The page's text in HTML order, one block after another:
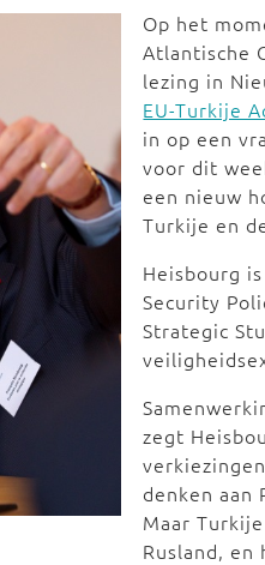
Op het
Atlantische
lezing in
EU-Turkije
in op een
voor dit
een nieuw
Turkije en
Heisbourg
Security
Strategic
zegt
denken aan
Maar
Rusland,